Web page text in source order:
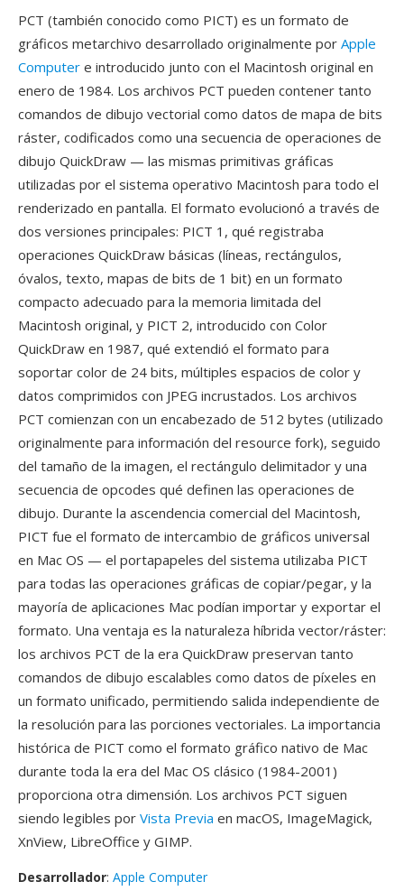
PCT (también conocido como PICT) es un formato de
gráficos metarchivo desarrollado originalmente por Apple
Computer e introducido junto con el Macintosh original en
enero de 1984. Los archivos PCT pueden contener tanto
comandos de dibujo vectorial como datos de mapa de bits
ráster, codificados como una secuencia de operaciones de
dibujo QuickDraw — las mismas primitivas gráficas
utilizadas por el sistema operativo Macintosh para todo el
renderizado en pantalla. El formato evolucionó a través de
dos versiones principales: PICT 1, qué registraba
operaciones QuickDraw básicas (líneas, rectángulos,
óvalos, texto, mapas de bits de 1 bit) en un formato
compacto adecuado para la memoria limitada del
Macintosh original, y PICT 2, introducido con Color
QuickDraw en 1987, qué extendió el formato para
soportar color de 24 bits, múltiples espacios de color y
datos comprimidos con JPEG incrustados. Los archivos
PCT comienzan con un encabezado de 512 bytes (utilizado
originalmente para información del resource fork), seguido
del tamaño de la imagen, el rectángulo delimitador y una
secuencia de opcodes qué definen las operaciones de
dibujo. Durante la ascendencia comercial del Macintosh,
PICT fue el formato de intercambio de gráficos universal
en Mac OS — el portapapeles del sistema utilizaba PICT
para todas las operaciones gráficas de copiar/pegar, y la
mayoría de aplicaciones Mac podían importar y exportar el
formato. Una ventaja es la naturaleza híbrida vector/ráster:
los archivos PCT de la era QuickDraw preservan tanto
comandos de dibujo escalables como datos de píxeles en
un formato unificado, permitiendo salida independiente de
la resolución para las porciones vectoriales. La importancia
histórica de PICT como el formato gráfico nativo de Mac
durante toda la era del Mac OS clásico (1984-2001)
proporciona otra dimensión. Los archivos PCT siguen
siendo legibles por Vista Previa en macOS, ImageMagick,
XnView, LibreOffice y GIMP.
Desarrollador: Apple Computer